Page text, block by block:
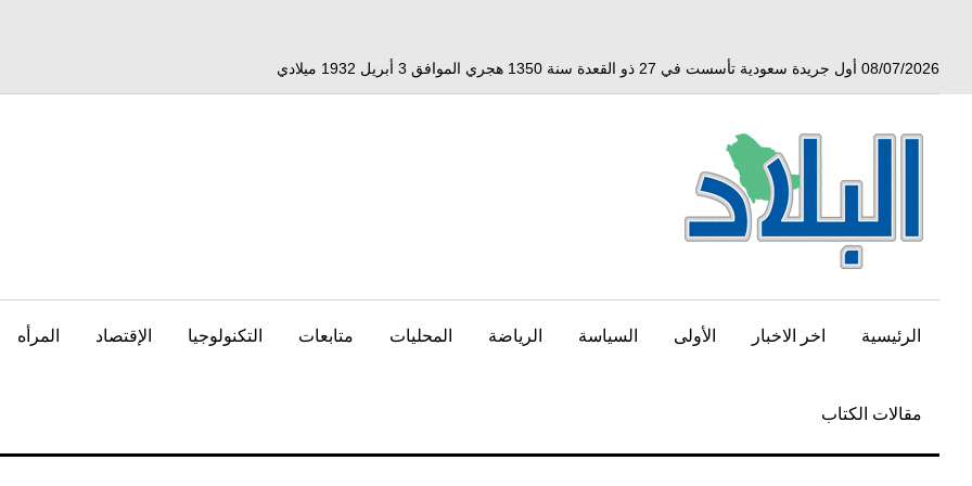
08/07/2026 أول جريدة سعودية تأسست في 27 ذو القعدة سنة 1350 هجري الموافق 3 أبريل 1932 ميلادي
الرئيسية اخر الاخبار الأولى السياسة الرياضة المحليات متابعات التكنولوجيا الإقتصاد المرأه
مقالات الكتاب